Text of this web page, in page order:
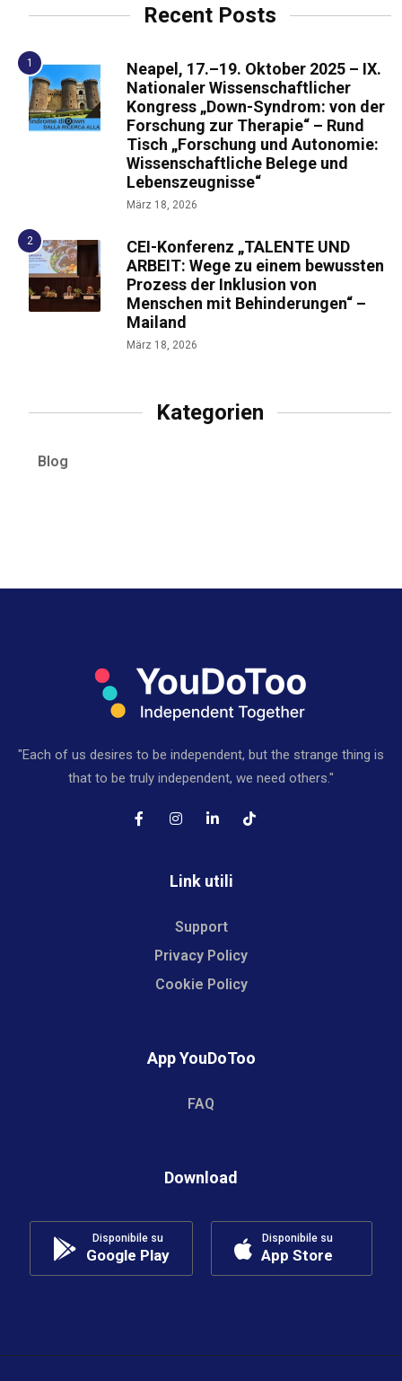
Recent Posts
Neapel, 17.–19. Oktober 2025 – IX.
Nationaler Wissenschaftlicher
Kongress „Down-Syndrom: von der
Forschung zur Therapie“ – Rund
Tisch „Forschung und Autonomie:
Wissenschaftliche Belege und
Lebenszeugnisse“
März 18, 2026
CEI-Konferenz „TALENTE UND
ARBEIT: Wege zu einem bewussten
Prozess der Inklusion von
Menschen mit Behinderungen“ –
Mailand
März 18, 2026
Kategorien
Blog
"Each of us desires to be independent, but the strange thing is
that to be truly independent, we need others."
Link utili
Support
Privacy Policy
Cookie Policy
App YouDoToo
FAQ
Download
Disponibile su
Google Play
Disponibile su
App Store